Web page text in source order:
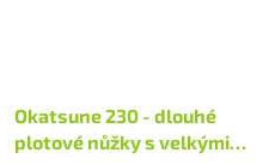
Okatsune 230 - dlouhé
plotové nůžky s velkými